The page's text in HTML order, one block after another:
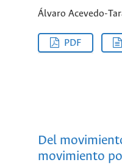
Álvaro Acevedo-
PDF
Del
movimiento